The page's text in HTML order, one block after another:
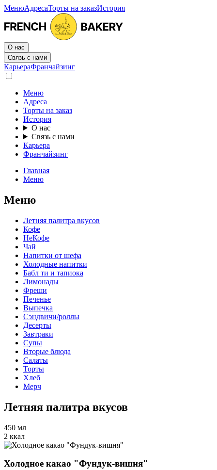
МенюАдресаТорты на заказИстория
О нас
Связь с нами
КарьераФранчайзинг
Меню
Адреса
Торты на заказ
История
О нас
Связь с нами
Карьера
Франчайзинг
Главная
Меню
Меню
Летняя палитра вкусов
Кофе
НеКофе
Чай
Напитки от шефа
Холодные напитки
Бабл ти и тапиока
Лимонады
Фреши
Печенье
Выпечка
Сэндвичи/роллы
Десерты
Завтраки
Супы
Вторые блюда
Салаты
Торты
Хлеб
Мерч
Летняя палитра вкусов
450 мл
2 ккал
Холодное какао "Фундук-вишня"